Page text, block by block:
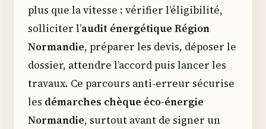
plus que la vitesse : vérifier l’éligibilité,
solliciter l’audit énergétique Région
Normandie, préparer les devis, déposer le
dossier, attendre l’accord puis lancer les
travaux. Ce parcours anti-erreur sécurise
les démarches chèque éco-énergie
Normandie, surtout avant de signer un